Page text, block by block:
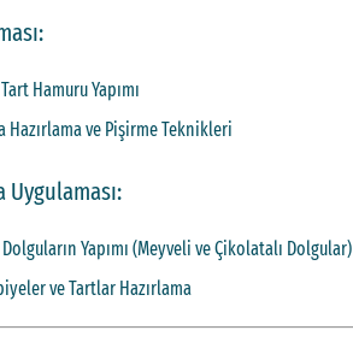
Hamuru Yapımı
Hazırlama ve Pişirme Teknikleri
Uygulaması:
Yapımı (Meyveli ve Çikolatalı Dolgular)
ve Tartlar Hazırlama